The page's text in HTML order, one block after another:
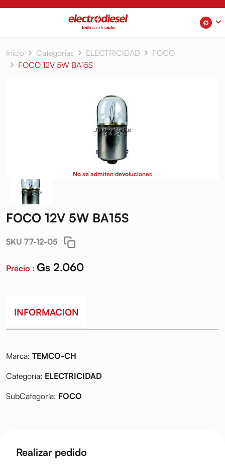
Inicio Categorias ELECTRICIDAD
FOCO
FOCO 12V 5W BA15S
No se admiten devoluciones
FOCO 12V 5W BA15S
SKU 77-12-05
Precio : Gs 2.060
INFORMACION
Marca: TEMCO-CH
Categoría: ELECTRICIDAD
SubCategoría: FOCO
Realizar pedido